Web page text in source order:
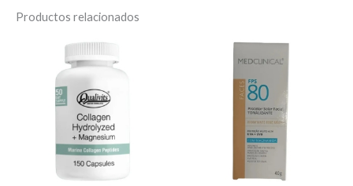
Productos relacionados